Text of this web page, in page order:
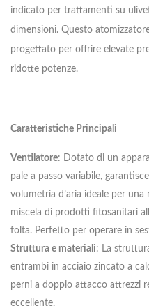
indicato per trattamenti su
dimensioni. Questo
progettato per offrire elevate
ridotte potenze.
Caratteristiche Principali
Ventilatore: Dotato di un
pale a passo variabile,
volumetria d’aria ideale per una
miscela di prodotti fitosanitari
folta. Perfetto per operare in
Struttura e materiali: La
entrambi in acciaio zincato a
perni a doppio attacco attrezzi
eccellente.